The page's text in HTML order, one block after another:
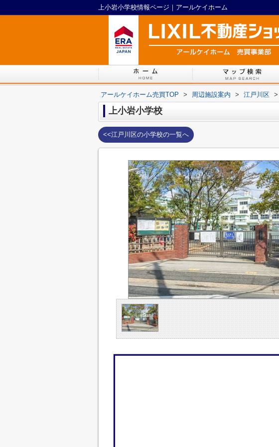
上小岩小学校情報ページ｜アールケイホーム
アールケイホーム売買TOP > 周辺施設案内 > 江戸川区 >
上小岩小学校
<<江戸川区の小学校の一覧へ